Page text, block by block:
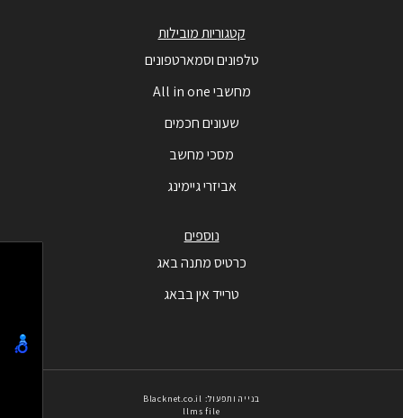
קטגוריות מובילות
טלפונים וסמארטפונים
מחשבי All in one
שעונים חכמים
מסכי מחשב
אביזרי גיימינג
נוספים
כרטיס מתנה באג
טרייד אין בבאג
בנייה ותפעול: Blacknet.co.il
llms file